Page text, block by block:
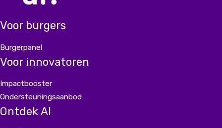
Voor burgers
Burgerpanel
Voor innovatoren
Impactbooster
Ondersteuningsaanbod
Ontdek AI